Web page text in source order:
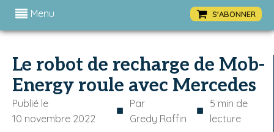
Menu S'ABONNER
Le robot de recharge de Mob-
Energy roule avec Mercedes
Publié le
10 novembre 2022
■ Par
Gredy Raffin
■ 5 min de
lecture